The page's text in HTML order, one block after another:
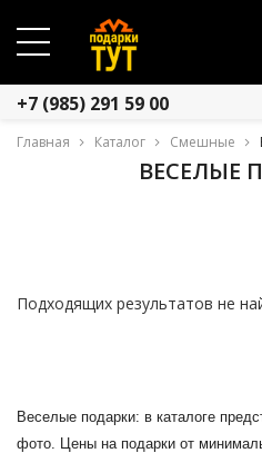
+7 (985) 291 59 00
Главная Каталог Смешные
ВЕСЕЛЫЕ
Подходящих результатов не
Веселые подарки: в каталоге
фото. Цены на подарки от